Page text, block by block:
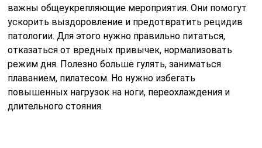
важны общеукрепляющие мероприятия. Они помогут
ускорить выздоровление и предотвратить рецидив
патологии. Для этого нужно правильно питаться,
отказаться от вредных привычек, нормализовать
режим дня. Полезно больше гулять, заниматься
плаванием, пилатесом. Но нужно избегать
повышенных нагрузок на ноги, переохлаждения и
длительного стояния.